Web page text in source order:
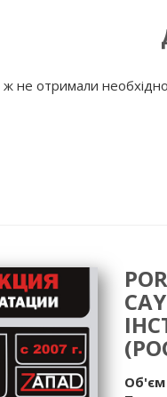
не отримали
Об'єм